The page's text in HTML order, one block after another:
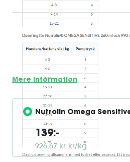
Omega-3-tilskud til hunde og
perfekte løsning til kæledyr
høj kvalitet, men uden fisk!
mobilitet: En fremragende kilde
Mere information
Nutrolin Omega
139:-
926,67 kr. kr/kg